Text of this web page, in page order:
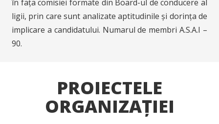
în fața comisiei formate din Board-ul de conducere al
ligii, prin care sunt analizate aptitudinile și dorința de
implicare a candidatului. Numarul de membri A.S.A.I –
90.
PROIECTELE
ORGANIZAȚIEI